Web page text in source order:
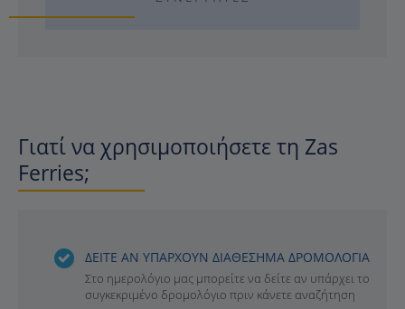
Γιατί να χρησιμοποιήσετε τη Zas
Ferries;
ΔΕΙΤΕ ΑΝ ΥΠΑΡΧΟΥΝ ΔΙΑΘΕΣΗΜΑ ΔΡΟΜΟΛΟΓΙΑ
Στο ημερολόγιο μας μπορείτε να δείτε αν υπάρχει το
συγκεκριμένο δρομολόγιο πριν κάνετε αναζήτηση